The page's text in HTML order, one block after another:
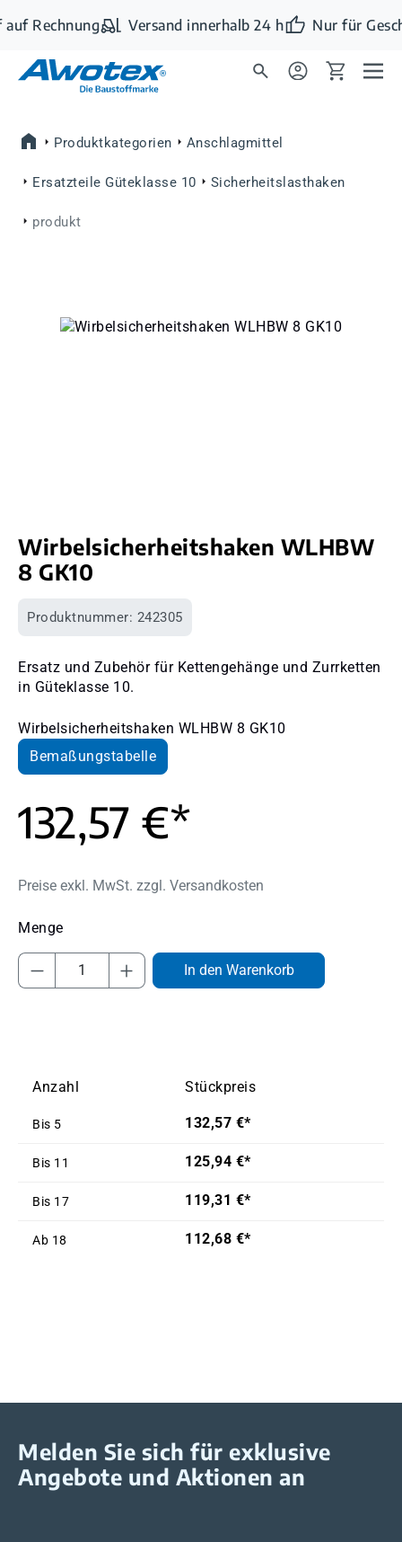
Zum Hauptinhalt springen
Rechnung Versand innerhalb 24 h Nur für
Produktkategorien Anschlagmittel
Ersatzteile Güteklasse 10 Sicherheitslasthaken
produkt
Bildergalerie überspringen
Wirbelsicherheitshaken WLHBW
8 GK10
Produktnummer: 242305
Ersatz und Zubehör für Kettengehänge und Zurrketten
in Güteklasse 10.
Wirbelsicherheitshaken WLHBW 8 GK10
Bemaßungstabelle
132,57 €*
Preise exkl. MwSt. zzgl. Versandkosten
Produkt Anzahl: Gib den gewünschten
In den Warenkorb
Anzahl Stückpreis
Bis 5 132,57 €*
Bis 11 125,94 €*
Bis 17 119,31 €*
Ab 18 112,68 €*
Melden Sie sich für exklusive
Angebote und Aktionen an